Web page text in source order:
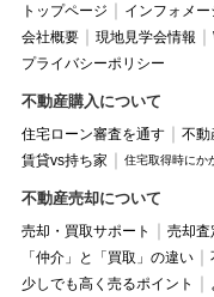
トップページ インフォメー
会社概要
現地見学会情報
プライバシーポリシー
不動産購入について
住宅ローン審査を通す 不動
賃貸vs持ち家
住宅取得時にか
不動産売却について
売却・買取サポート 売却査
「仲介」と「買取」の違い
少しでも高く売るポイント